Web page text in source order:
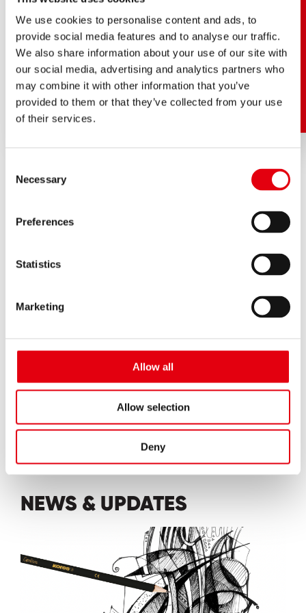
We use cookies to personalise content and ads, to
provide social media features and to analyse our traffic.
We also share information about your use of our site with
our social media, advertising and analytics partners who
may combine it with other information that you’ve
provided to them or that they’ve collected from your use
of their services.
Selection
Necessary
Preferences
Statistics
Marketing
Allow all
Allow selection
Deny
EINE AUFREGENDE
FAMILIENGESCHICHTE
NEWS & UPDATES